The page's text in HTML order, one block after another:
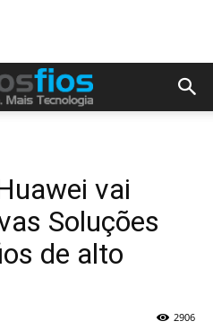
vai
Soluções
de alto
2906